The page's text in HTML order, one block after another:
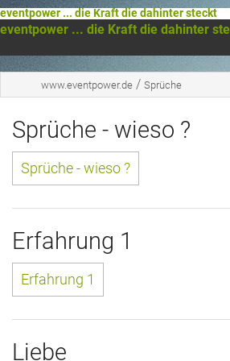
eventpower ... die Kraft die dahinter steckt
eventpower ... die Kraft die dahinter
Startseite
Das war 2021
Das war 2020
Das war 2018
Das war 2017
Das war 2016
www.eventpower.de / Sprüche
Sprüche - wieso ?
Sprüche - wieso ?
Erfahrung 1
Erfahrung 1
Liebe